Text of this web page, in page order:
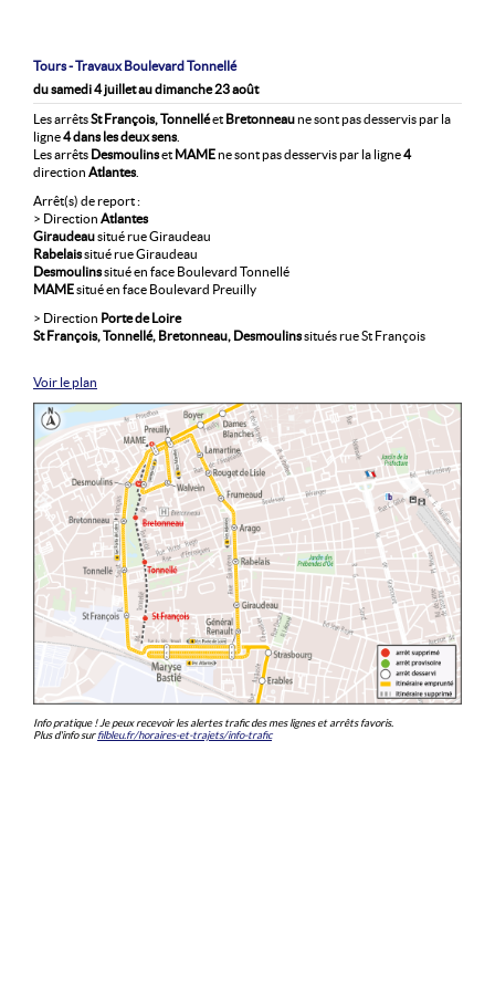
Tours - Travaux Boulevard Tonnellé
du samedi 4 juillet au dimanche 23 août
Les arrêtsSt François, Tonnelléet Bretonneaune sont pas desservis par la
ligne4 dans les deux sens.
Les arrêts Desmoulinset MAMEne sont pas desservis par la ligne4
direction Atlantes.
Arrêt(s) de report :
> Direction Atlantes
Giraudeausitué rue Giraudeau
Rabelaissitué rue Giraudeau
Desmoulinssitué en face Boulevard Tonnellé
MAMEsitué en face Boulevard Preuilly
> Direction Porte de Loire
St François, Tonnellé, Bretonneau, Desmoulinssitués rue St François
Voir le plan
Info pratique ! Je peux recevoir les alertes trafic des mes lignes et arrêts favoris.
Plus d'info surfilbleu.fr/horaires-et-trajets/info-trafic